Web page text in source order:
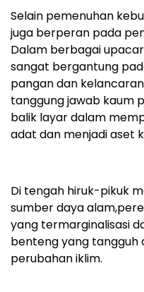
Selain pemenuhan
juga berperan pada
Dalam berbagai
sangat bergantung
pangan dan
tanggung jawab kaum
balik layar dalam
adat dan menjadi aset
Di tengah hiruk-pikuk
sumber daya
yang termarginalisasi
benteng yang tangguh
perubahan iklim.